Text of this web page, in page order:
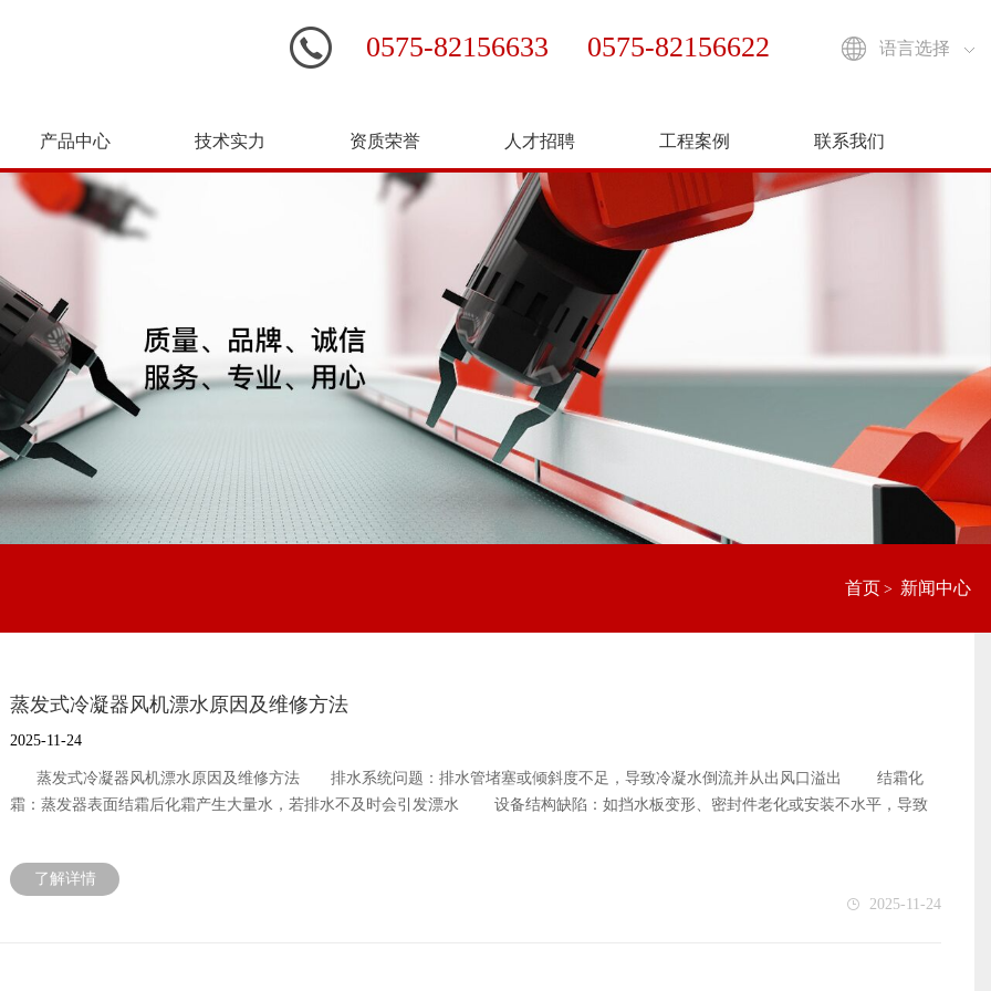
语言选择
0575-82156633 0575-82156622
产品中心 技术实力 资质荣誉 人才招聘 工程案例 联系我们
首页 > 新闻中心
蒸发式冷凝器风机漂水原因及维修方法
2025-11-24
蒸发式冷凝器风机漂水原因及维修方法 排水系统问题‌：排水管堵塞或倾斜度不足，导致冷凝水倒流并从出风口溢出‌ ‌结霜化
霜‌：蒸发器表面结霜后化霜产生大量水，若排水不及时会引发漂水‌ ‌设备结构缺陷‌：如挡水板变形、密封件老化或安装不水平，导致
风机漂水维修步骤如下： ‌检查排水系统‌ 使用细铁丝疏通排水管道，清除堵塞的灰尘或杂物。若排水孔堵塞，需清理排水孔及雨
刮器集雨槽‌ ‌更换密封件‌ 若风机连接处密封件老化或损坏，需拆开检查并更换新密封件，确保连接处严密‌ ‌处理蒸发器结霜‌
了解详情
2025-11-24